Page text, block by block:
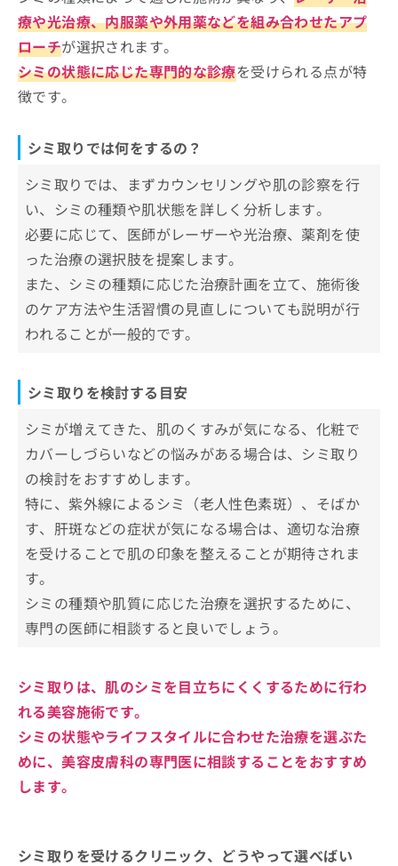
かりやすい紹介もあり！
池袋で評判のシミ取りにおすすめのク
リニック10選
池袋皮膚科
池袋フェミークリニック
みずほクリニック
はなふさ皮膚科 池袋院
Dual Clinic 池袋
立教通り皮フ科形成外科
フローラクリニック
【シミ取りの基礎知識】これを知ってからシミ
シミってなに？シミについての基礎知
1．シミとは
2．シミ発症のメカニズム
3．シミの種類
シミの5つの種類＆それぞれに適した施
術
1．老人性色素斑
2．雀卵斑(そばかす)
3．ADM(後天性真皮メラノーシス)
5．炎症後の色素沈着
シミ取りの主な治療法一覧
シミ取りを受ける際に知っておくべき
肌の状態を詳しく知る
アフターケアと日常のスキンケア
まとめ：治療法の選択とリスクの理解
シミ取りについてのよくある質問10選！
まとめ：新宿区で評判のシミ取りにおすすめの
クリニック5選
まとめ：池袋で評判のシミ取りにおすすめのク
リニック10選
療や光治療、内服薬や外用薬などを組み合わせたアプ
ローチが選択されます。
シミの状態に応じた専門的な診療を受けられる点が特
徴です。
シミ取りでは何をするの？
シミ取りでは、まずカウンセリングや肌の診察を行
い、シミの種類や肌状態を詳しく分析します。
必要に応じて、医師がレーザーや光治療、薬剤を使
った治療の選択肢を提案します。
また、シミの種類に応じた治療計画を立て、施術後
のケア方法や生活習慣の見直しについても説明が行
われることが一般的です。
シミ取りを検討する目安
シミが増えてきた、肌のくすみが気になる、化粧で
カバーしづらいなどの悩みがある場合は、シミ取り
の検討をおすすめします。
特に、紫外線によるシミ（老人性色素斑）、そばか
す、肝斑などの症状が気になる場合は、適切な治療
を受けることで肌の印象を整えることが期待されま
す。
シミの種類や肌質に応じた治療を選択するために、
専門の医師に相談すると良いでしょう。
シミ取りは、肌のシミを目立ちにくくするために行わ
れる美容施術です。
シミの状態やライフスタイルに合わせた治療を選ぶた
めに、美容皮膚科の専門医に相談することをおすすめ
します。
シミ取りを受けるクリニック、どうやって選べばい
そ
の
他
の
お
い
わ
せ
は
こ
ら
ら